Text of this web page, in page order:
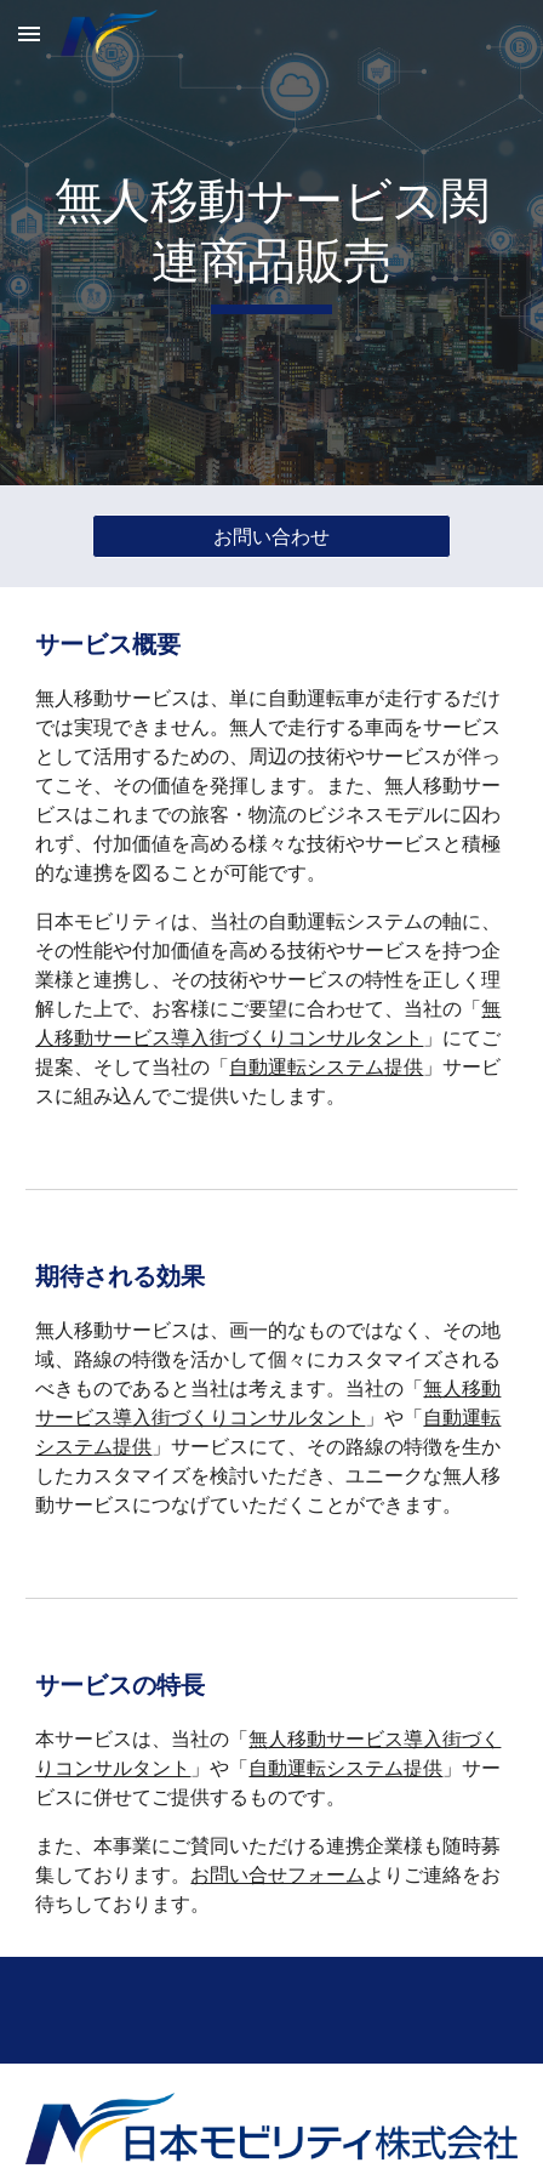
Skip to main content Skip to navigation
無人移動サービス関
連商品販売
お問い合わせ
サービス概要
無人移動サービスは、単に自動運転車が走行するだけ
では実現できません。無人で走行する車両をサービス
として活用するための、周辺の技術やサービスが伴っ
てこそ、その価値を発揮します。また、無人移動サー
ビスはこれまでの旅客・物流のビジネスモデルに囚わ
れず、付加価値を高める様々な技術やサービスと積極
的な連携を図ることが可能です。
日本モビリティは、当社の自動運転システムの軸に、
その性能や付加価値を高める技術やサービスを持つ企
業様と連携し、その技術やサービスの特性を正しく理
解した上で、お客様にご要望に合わせて、当社の「無
人移動サービス導入街づくりコンサルタント 」にてご
提案、そして当社の「自動運転システム提供 」サービ
スに組み込んでご提供いたします。
期待される効果
無人移動サービスは、画一的なものではなく、その地
域、路線の特徴を活かして個々にカスタマイズされる
べきものであると当社は考えます。当社の「無人移動
サービス導入街づくりコンサルタント 」や「自動運転
システム提供 」サービスにて、その路線の特徴を生か
したカスタマイズを検討いただき、ユニークな無人移
動サービスにつなげていただくことができます。
サービスの特長
本サービスは、当社の「無人移動サービス導入街づく
りコンサルタント 」や「自動運転システム提供 」サー
ビスに併せてご提供するものです。
また、本事業にご賛同いただける連携企業様も随時募
集しております。 お問い合せフォームよりご連絡をお
待ちしております。